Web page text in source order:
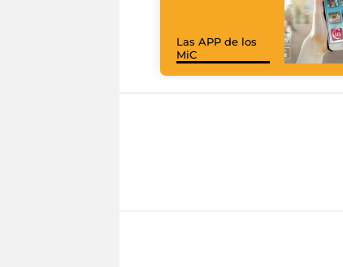
Las APP de los
MiC